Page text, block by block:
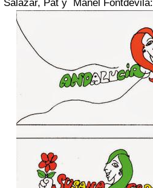
Salazar, Pat y Manel Fontdevila: